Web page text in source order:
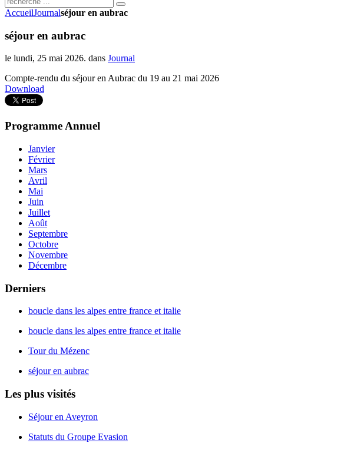
AccueilJournalséjour en aubrac
séjour en aubrac
le lundi, 25 mai 2026. dans Journal
Compte-rendu du séjour en Aubrac du 19 au 21 mai 2026
Download
Programme Annuel
Janvier
Février
Mars
Avril
Mai
Juin
Juillet
Août
Septembre
Octobre
Novembre
Décembre
Derniers
boucle dans les alpes entre france et italie
boucle dans les alpes entre france et italie
Tour du Mézenc
séjour en aubrac
Les plus visités
Séjour en Aveyron
Statuts du Groupe Evasion